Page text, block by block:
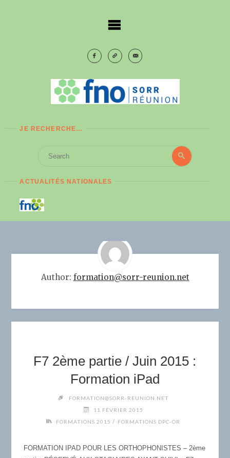
JE RECHERCHE…
Search
Search
ACTUALITÉS NATIONALES
Author: formation@sorr-reunion.net
F7 2ème partie / Juin 2015 :
Formation iPad
FORMATION@SORR-REUNION.NET
11 FÉVRIER 2015
FORMATIONS 2015 / FORMATIONS DPC-OR
FORMATION IPAD POUR LES ORTHOPHONISTES – 2ème